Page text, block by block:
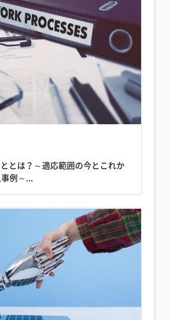
ととは？～適応範囲の今とこれか
例～...